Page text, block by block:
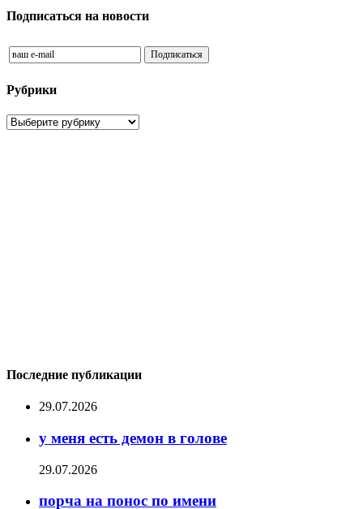
Подписаться на новости
Рубрики
Рубрики
Последние публикации
29.07.2026
у меня есть демон в голове
29.07.2026
порча на понос по имени